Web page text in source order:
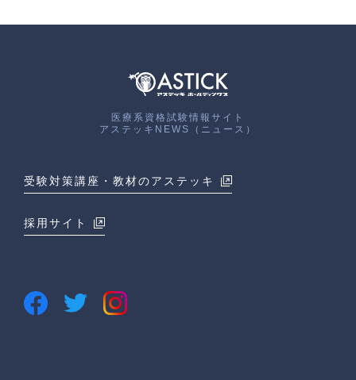
医療系資格試験情報サイト
アステッキNEWS（ニュース）
受験対策講座・教材のアステッキ
採用サイト